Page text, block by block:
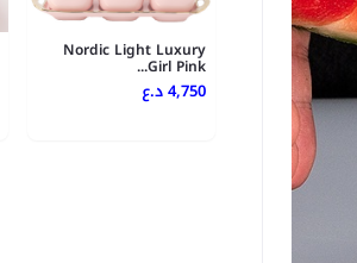
Nordic Light Luxury
Girl Pink...
4,750 د.ع